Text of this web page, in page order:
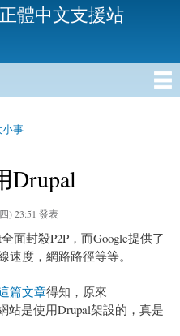
體中文支援站
事
Drupal
) 23:51 發表
面封殺P2P，而Google提供了
速度，網路路徑等等。
篇文章得知，原來
站是使用Drupal架設的，真是